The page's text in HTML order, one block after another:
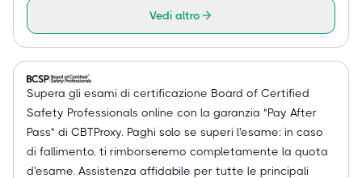
Vedi altro
Supera gli esami di certificazione Board of Certified
Safety Professionals online con la garanzia "Pay After
Pass" di CBTProxy. Paghi solo se superi l'esame: in caso
di fallimento, ti rimborseremo completamente la quota
d'esame. Assistenza affidabile per tutte le principali